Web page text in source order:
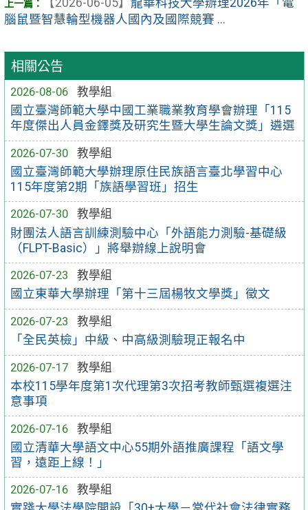
相關公告
2026-08-06
教學組
國立臺灣師範大學中國工業職業教育學會辦理「115
年度傑出人員金鐸獎及研究生暨大學生論文獎」遴選
2026-07-30
教學組
國立臺灣師範大學辦理原住民族語言臺北學習中心
115年度第2期「族語學習班」招生
2026-07-30
教學組
財團法人語言訓練測驗中心「外語能力測驗-基礎級
（FLPT-Basic）」將舉辦線上說明會
2026-07-23
教學組
國立東華大學辦理「第十三屆楊牧文學獎」徵文
2026-07-23
教學組
「全民英檢」中級、中高級測驗現正報名中
2026-07-17
教學組
本校115學年度第1次代理第3次招考教師甄選複選注
意事項
2026-07-16
教學組
國立清華大學語文中心55期外語推廣課程「語文學
習，遠距上線！」
2026-07-16
教學組
【2026-06-05】 龍華科技大學辦理2026年「電
腦鼠暨智慧輪型機器人國內及國際競賽 ...